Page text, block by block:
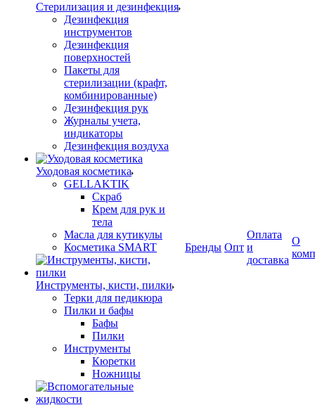
Стерилизация и дезинфекция
Дезинфекция
инструментов
Дезинфекция
поверхностей
Пакеты для
стерилизации (крафт,
комбинированные)
Дезинфекция рук
Журналы учета,
индикаторы
Дезинфекция воздуха
Уходовая косметика
GELLAKTIK
Скраб
Крем для рук и
тела
Масла для кутикулы
Косметика SMART
Инструменты, кисти, пилки
Терки для педикюра
Пилки и бафы
Бафы
Пилки
Инструменты
Кюретки
Ножницы
Бренды Опт
Оплата
и
доставка
О